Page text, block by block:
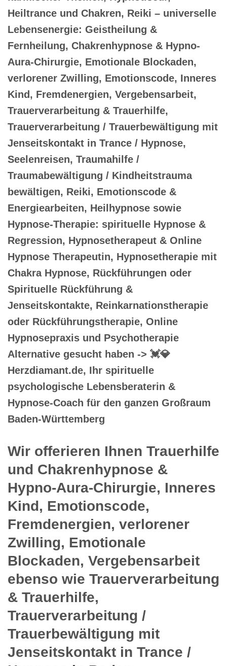
Heiltrance und Chakren, Reiki – universelle
Lebensenergie: Geistheilung &
Fernheilung, Chakrenhypnose & Hypno-
Aura-Chirurgie, Emotionale Blockaden,
verlorener Zwilling, Emotionscode, Inneres
Kind, Fremdenergien, Vergebensarbeit,
Trauerverarbeitung & Trauerhilfe,
Trauerverarbeitung / Trauerbewältigung mit
Jenseitskontakt in Trance / Hypnose,
Seelenreisen, Traumahilfe /
Traumabewältigung / Kindheitstrauma
bewältigen, Reiki, Emotionscode &
Energiearbeiten, Heilhypnose sowie
Hypnose-Therapie: spirituelle Hypnose &
Regression, Hypnosetherapeut & Online
Hypnose Therapeutin, Hypnosetherapie mit
Chakra Hypnose, Rückführungen oder
Spirituelle Rückführung &
Jenseitskontakte, Reinkarnationstherapie
oder Rückführungstherapie, Online
Hypnosepraxis und Psychotherapie
Alternative gesucht haben -> 💓️💎
Herzdiamant.de, Ihr spirituelle
psychologische Lebensberaterin &
Hypnose-Coach für den ganzen Großraum
Baden-Württemberg
Wir offerieren Ihnen Trauerhilfe
und Chakrenhypnose &
Hypno-Aura-Chirurgie, Inneres
Kind, Emotionscode,
Fremdenergien, verlorener
Zwilling, Emotionale
Blockaden, Vergebensarbeit
ebenso wie Trauerverarbeitung
& Trauerhilfe,
Trauerverarbeitung /
Trauerbewältigung mit
Jenseitskontakt in Trance /